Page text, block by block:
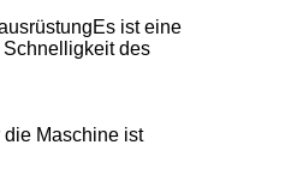
ist eine
Schnelligkeit des
Maschine ist